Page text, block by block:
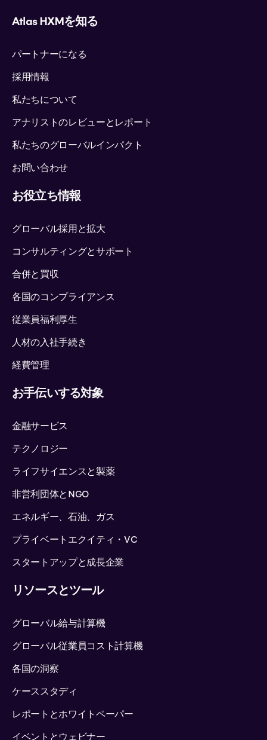
Atlas HXMを知る
パートナーになる
採用情報
私たちについて
アナリストのレビューとレポート
私たちのグローバルインパクト
お問い合わせ
お役立ち情報
グローバル採用と拡大
コンサルティングとサポート
合併と買収
各国のコンプライアンス
従業員福利厚生
人材の入社手続き
経費管理
お手伝いする対象
金融サービス
テクノロジー
ライフサイエンスと製薬
非営利団体とNGO
エネルギー、石油、ガス
プライベートエクイティ・VC
スタートアップと成長企業
リソースとツール
グローバル給与計算機
グローバル従業員コスト計算機
各国の洞察
ケーススタディ
レポートとホワイトペーパー
イベントとウェビナー